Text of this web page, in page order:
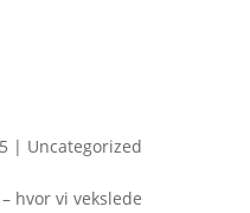
| Uncategorized
hvor vi vekslede